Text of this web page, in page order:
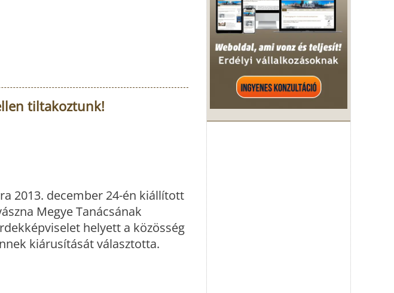
tiltakoztunk!
2013. december 24-én kiállított
Megye Tanácsának
helyett a közösség
kiárusítását választotta.